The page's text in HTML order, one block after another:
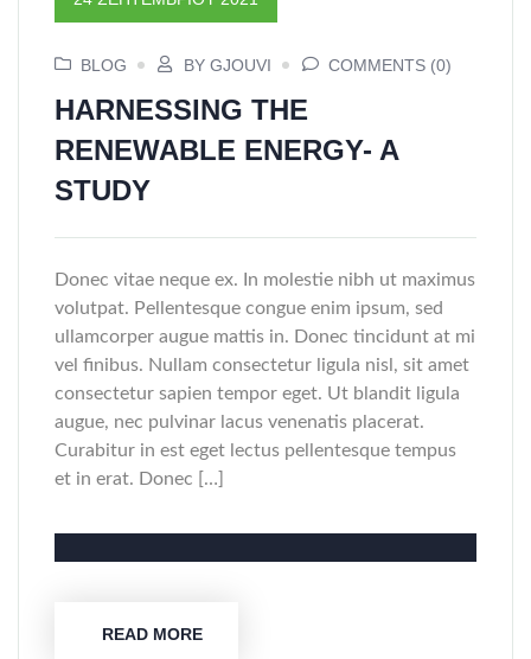
BLOG BY GJOUVI COMMENTS (0)
HARNESSING THE
RENEWABLE ENERGY- A
STUDY
Donec vitae neque ex. In molestie nibh ut maximus
volutpat. Pellentesque congue enim ipsum, sed
ullamcorper augue mattis in. Donec tincidunt at mi
vel finibus. Nullam consectetur ligula nisl, sit amet
consectetur sapien tempor eget. Ut blandit ligula
augue, nec pulvinar lacus venenatis placerat.
Curabitur in est eget lectus pellentesque tempus
et in erat. Donec […]
READ MORE